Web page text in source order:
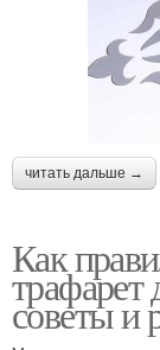
читать дальше →
Как
трафарет
советы и